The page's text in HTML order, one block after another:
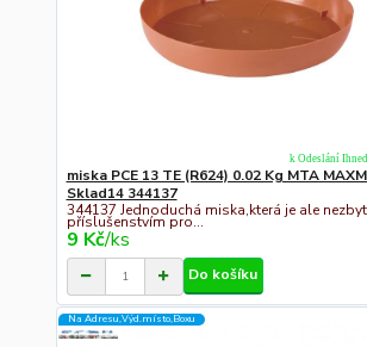
miska PCE 13 TE (R624) 0.02 Kg MTA
Sklad14 344137
344137 Jednoduchá miska,která je ale
příslušenstvím pro...
9 Kč/ks
k Odeslání
Do košíku
Na Adresu,Výd.místo,Boxu